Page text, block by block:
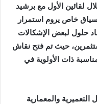
لقائين الأول مع برشيد
خاص يروم استمرار
حلول لبعض الإشكالات
حيث تم فتح نقاش
ذات الأولوية في
والمعمارية